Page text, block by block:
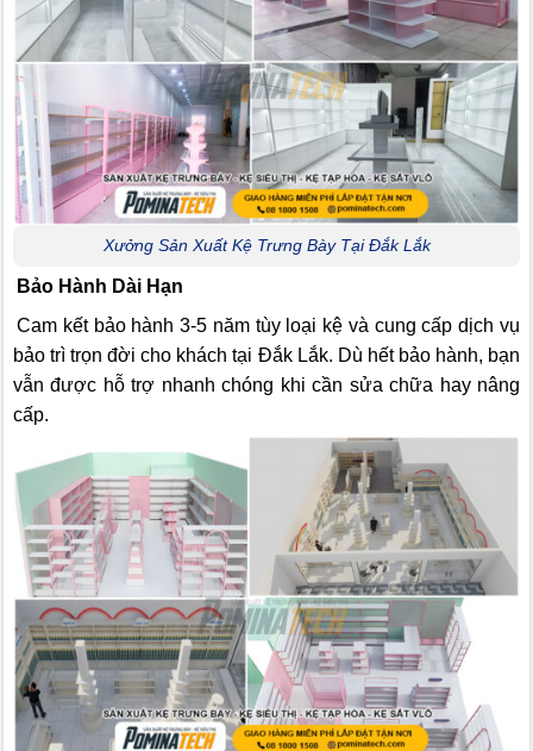
Xưởng Sản Xuất Kệ Trưng Bày Tại Đắk Lắk
Bảo Hành Dài Hạn
Cam kết bảo hành 3-5 năm tùy loại kệ và cung cấp dịch vụ
bảo trì trọn đời cho khách tại Đắk Lắk. Dù hết bảo hành, bạn
vẫn được hỗ trợ nhanh chóng khi cần sửa chữa hay nâng
cấp.